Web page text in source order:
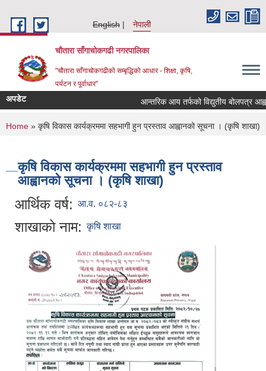
English
नेपाली
चौतारा साँगाचोकगढी नगरपालिका
"चौतारा साँगाचोकगढीको सम्बृद्धिको आधार - शिक्षा, कृषि,
पर्यटन र पूर्वाधार"
अपडेट आन्तरिक आय तर्फको विद्युतीय बोलपत्र
You are here
Home » कृषि विकास कार्यक्रममा सहभागी हुन प्रस्ताव आह्वानको सूचना । (कृषि शाखा)
कृषि विकास कार्यक्रममा सहभागी हुन प्रस्ताव
आह्वानको सूचना । (कृषि शाखा)
आर्थिक वर्ष: आ.व. ०८२-८३
शाखाको नाम: कृषि शाखा